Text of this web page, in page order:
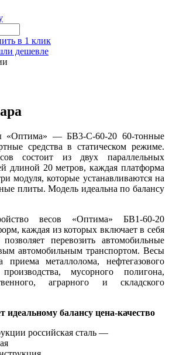
в 1 клик
дешевле
«Оптима» — БВ3-С-60-20 60-тонные
средства в статическом режиме.
состоит из двух параллельных
длиной 20 метров, каждая платформа
модуля, которые устанавливаются на
плиты. Модель идеальна по балансу
весов «Оптима» БВ1-60-20
каждая из которых включает в себя
перевозить автомобильные
автомобильным транспортом. Весы
приема металлолома, нефтегазового
мусорного полигона,
аграрного и складского
идеальному балансу цена-качество
российская сталь —